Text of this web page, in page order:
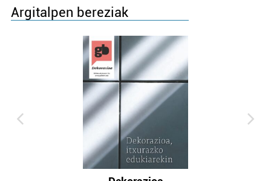
Argitalpen bereziak